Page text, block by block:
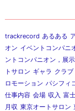
trackrecord あるある
オン イベントコンパニ
ントコンパニオン，展
トサロン ギャラ クラブ
ロモーション パシフィ
仕事内容 会場 収入 富
月収 東京オートサロン